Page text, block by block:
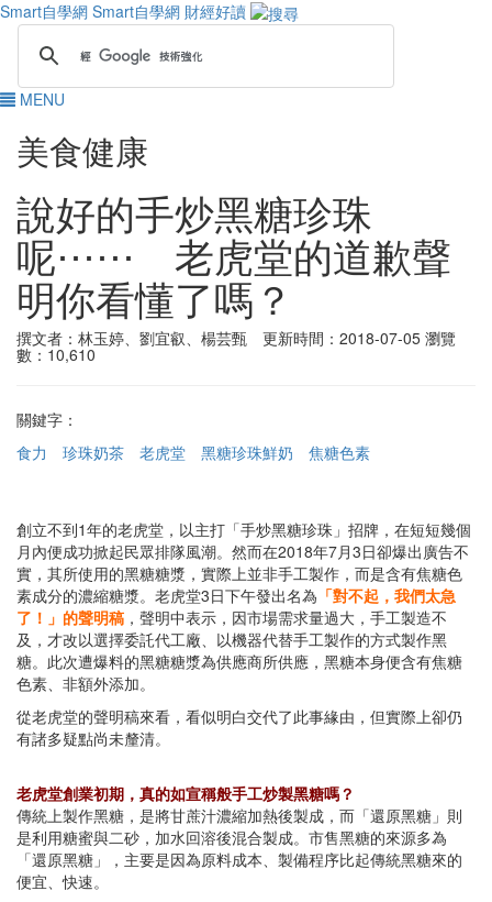
Smart自學網 Smart自學網 財經好讀
MENU
美食健康
說好的手炒黑糖珍珠
呢⋯⋯ 老虎堂的道歉聲
明你看懂了嗎？
撰文者：林玉婷、劉宜叡、楊芸甄 更新時間：2018-07-05 瀏覽
數：10,610
關鍵字：
食力
珍珠奶茶 老虎堂 黑糖珍珠鮮奶 焦糖色素
創立不到1年的老虎堂，以主打「手炒黑糖珍珠」招牌，在短短幾個
月內便成功掀起民眾排隊風潮。然而在2018年7月3日卻爆出廣告不
實，其所使用的黑糖糖漿，實際上並非手工製作，而是含有焦糖色
素成分的濃縮糖漿。老虎堂3日下午發出名為 「對不起，我們太急
了！」的聲明稿 ，聲明中表示，因市場需求量過大，手工製造不
及，才改以選擇委託代工廠、以機器代替手工製作的方式製作黑
糖。此次遭爆料的黑糖糖漿為供應商所供應，黑糖本身便含有焦糖
色素、非額外添加。
從老虎堂的聲明稿來看，看似明白交代了此事緣由，但實際上卻仍
有諸多疑點尚未釐清。
老虎堂創業初期，真的如宣稱般手工炒製黑糖嗎？
傳統上製作黑糖，是將甘蔗汁濃縮加熱後製成，而「還原黑糖」則
是利用糖蜜與二砂，加水回溶後混合製成。市售黑糖的來源多為
「還原黑糖」，主要是因為原料成本、製備程序比起傳統黑糖來的
便宜、快速。